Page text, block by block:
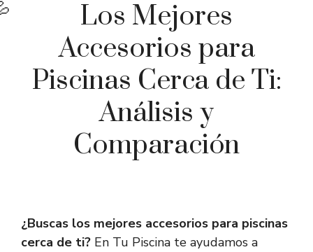
Los Mejores
Accesorios para
Piscinas Cerca de Ti:
Análisis y
Comparación
¿Buscas los mejores accesorios para piscinas
cerca de ti? En Tu Piscina te ayudamos a